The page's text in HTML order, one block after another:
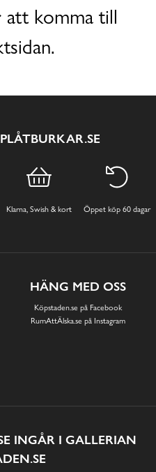
komma till
Klarna, Swish & kort Öppet köp 60 dagar
HÄNG MED OSS
Köpstaden.se på Facebook
RumAttÄlska.se på Instagram
INGÅR I GALLERIAN